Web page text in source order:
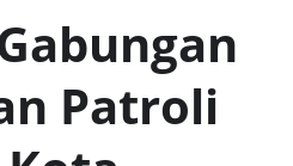
Patroli